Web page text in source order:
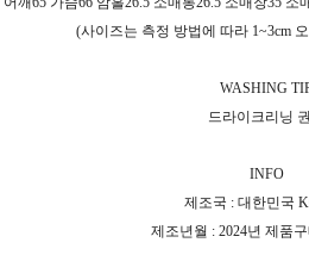
(사이즈는 측정 방법에 따라 1~3cm
WASHING
드라이크리닝
INFO
제조국 : 대한민국
제조년월 : 2024년 제품